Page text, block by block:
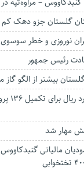
نوروزی و خطر
رئیس جمهور
بیشتر از الگو
مهار شد
مالیاتی